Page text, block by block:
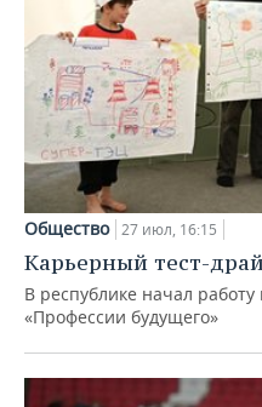
Общество 27 июл, 16:15
Карьерный тест-
В республике начал
«Профессии будущего»